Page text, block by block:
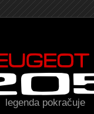
legenda pokračuje